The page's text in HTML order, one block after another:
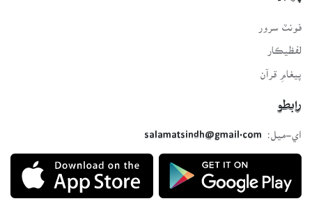
لفظيڪار
پيغامِ قرآن
رابطو
اي-ميل:
salamatsindh@gmail.com